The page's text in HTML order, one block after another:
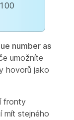
number as
umožníte
hovorů jako
fronty
mít stejného